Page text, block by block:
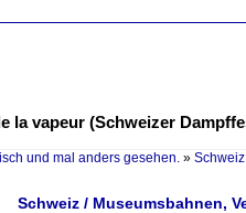
la vapeur (Schweizer
und mal anders gesehen. » Schweiz
Schweiz / Museumsbahnen,